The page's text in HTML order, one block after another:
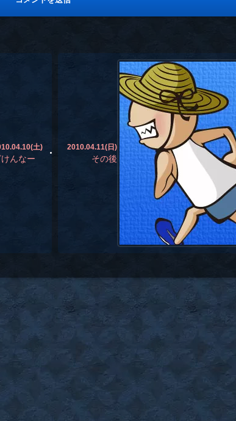
土)
んなー
2010.04.11(日)
その後